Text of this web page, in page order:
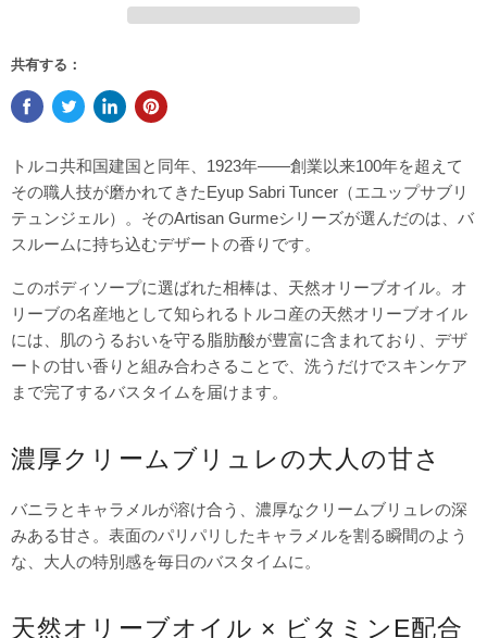
共有する：
トルコ共和国建国と同年、1923年——創業以来100年を超えて
その職人技が磨かれてきたEyup Sabri Tuncer（エユップサブリ
テュンジェル）。そのArtisan Gurmeシリーズが選んだのは、バ
スルームに持ち込むデザートの香りです。
このボディソープに選ばれた相棒は、天然オリーブオイル。オ
リーブの名産地として知られるトルコ産の天然オリーブオイル
には、肌のうるおいを守る脂肪酸が豊富に含まれており、デザ
ートの甘い香りと組み合わさることで、洗うだけでスキンケア
まで完了するバスタイムを届けます。
濃厚クリームブリュレの大人の甘さ
バニラとキャラメルが溶け合う、濃厚なクリームブリュレの深
みある甘さ。表面のパリパリしたキャラメルを割る瞬間のよう
な、大人の特別感を毎日のバスタイムに。
天然オリーブオイル × ビタミンE配合